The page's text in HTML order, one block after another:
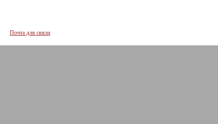
Почта для связи